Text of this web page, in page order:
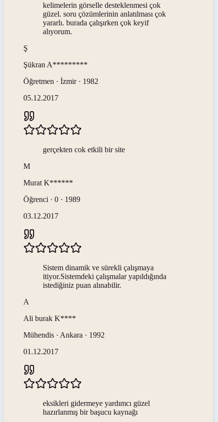
kelimelerin görselle desteklenmesi çok
güzel. soru çözümlerinin anlatılması çok
yararlı. burada çalışırken çok keyif
alıyorum.
Ş
Şükran A*********
Öğretmen · İzmir · 1982
05.12.2017
gerçekten cok etkili bir site
M
Murat K******
Öğrenci · 0 · 1989
03.12.2017
Sistem dinamik ve sürekli çalışmaya
itiyor.Sistemdeki çalışmalar yapıldığında
istediğiniz puan alınabilir.
A
Ali burak K****
Mühendis · Ankara · 1992
01.12.2017
eksikleri gidermeye yardımcı güzel
hazırlanmış bir başucu kaynağı